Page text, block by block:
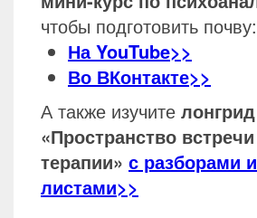
чтобы подготовить почву:
На YouTube>>
Во ВКонтакте>>
А также изучите лонгрид
«Пространство
терапии» с разборами
листами>>